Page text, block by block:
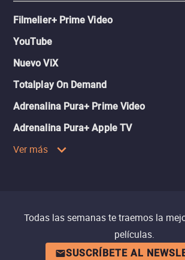
Filmelier+ Prime Video
YouTube
Nuevo ViX
Totalplay On Demand
Adrenalina Pura+ Prime Video
Adrenalina Pura+ Apple TV
Ver más
Todas las semanas te traemos la
películas.
SUSCRÍBETE AL